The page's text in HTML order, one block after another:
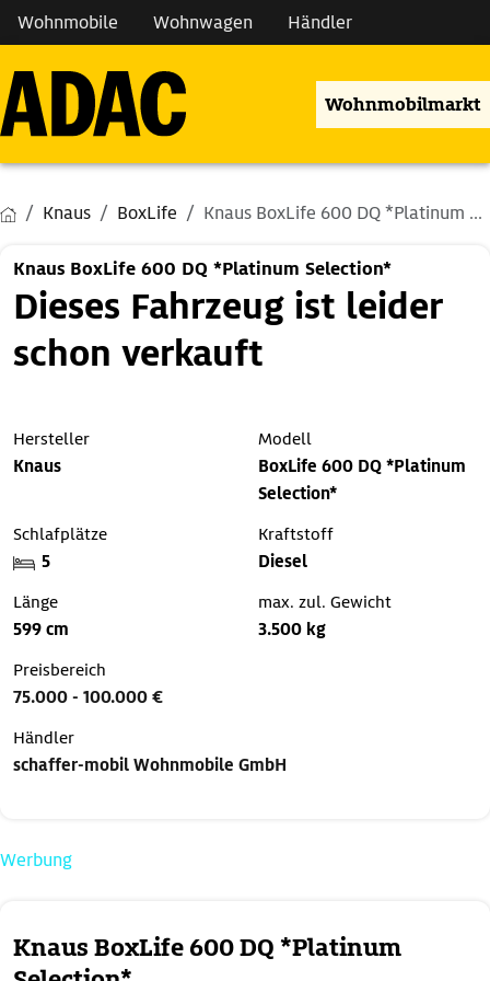
Wohnmobile Wohnwagen Händler
Wohnmobilmarkt
Knaus BoxLife Knaus BoxLife 600 DQ *Platinum ...
Knaus BoxLife 600 DQ *Platinum
Knaus BoxLife 600 DQ *Platinum Selection*
Dieses Fahrzeug ist leider
schon verkauft
Hersteller
Knaus
Modell
BoxLife 600 DQ *Platinum
Selection*
Schlafplätze
5
Kraftstoff
Diesel
Länge
599 cm
max. zul. Gewicht
3.500 kg
Preisbereich
75.000 - 100.000 €
Händler
schaffer-mobil Wohnmobile GmbH
Werbung